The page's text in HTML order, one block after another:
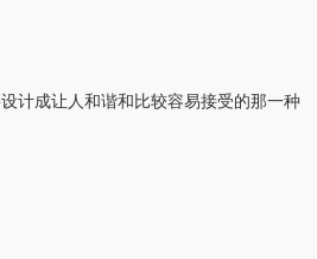
计成让人和谐和比较容易接受的那一种